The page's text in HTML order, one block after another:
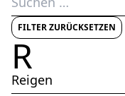
2011
2010
2009
2008
2007
2006
nach:
FILTER ZURÜCKSETZEN
R
Reigen